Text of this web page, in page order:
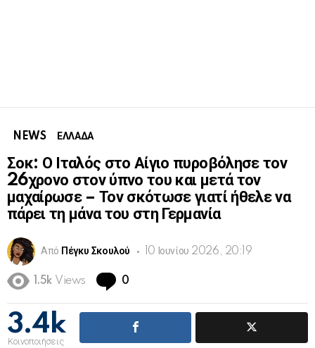
NEWS ΕΛΛΑΔΑ
Σοκ: Ο Ιταλός στο Αίγιο πυροβόλησε τον
26χρονο στον ύπνο του και μετά τον
μαχαίρωσε – Τον σκότωσε γιατί ήθελε να
πάρει τη μάνα του στη Γερμανία
Από Πέγκυ Σκουλού 10 Ιουνίου 2026, 20:19
1.5k Views 0
3.4k
Κοινοποιήσεις